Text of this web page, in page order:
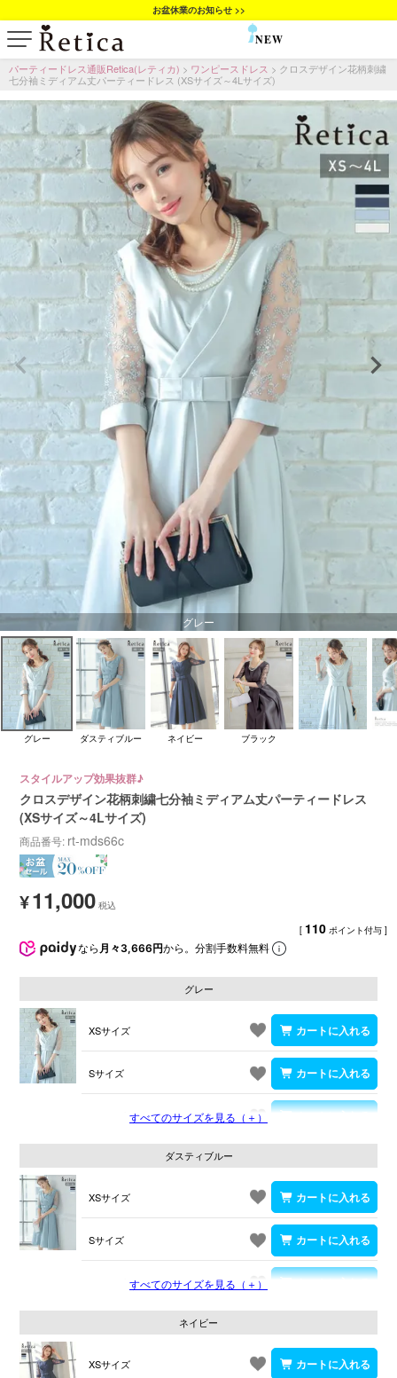
お盆休業のお知らせ >>
NEW
パーティードレス通販Retica(レティカ) ワンピースドレス
クロスデザイン花柄刺繍
七分袖ミディアム丈パーティードレス (XSサイズ～4Lサイズ)
グレー
グレー ダスティブルー ネイビー ブラック
スタイルアップ効果抜群♪
クロスデザイン花柄刺繍七分袖ミディアム丈パーティードレス
(XSサイズ～4Lサイズ)
商品番号 rt-mds66c
¥11,000
[ 110 ポイント付与 ]
なら 月々3,666円から。分割手数料無料
グレー
XSサイズ
Sサイズ
すべてのサイズを見る（＋）
ダスティブルー
XSサイズ
Sサイズ
すべてのサイズを見る（＋）
ネイビー
XSサイズ